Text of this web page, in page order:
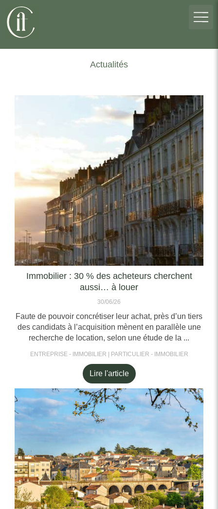
Actualités
Immobilier : 30 % des acheteurs cherchent
aussi… à louer
30/06/26
Faute de pouvoir concrétiser leur achat, près d’un tiers
des candidats à l’acquisition mènent en parallèle une
recherche de location, selon une étude de la ...
ENTREPRISE - IMMOBILIER PARTICULIER - IMMOBILIER
Lire l'article